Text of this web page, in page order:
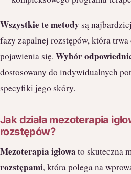
Wszystkie te metody są
fazy zapalnej rozstępów, która
pojawienia się. Wybór
dostosowany do indywidualnych
specyfiki jego skóry.
Jak działa mezoterapia
rozstępów?
Mezoterapia igłowa to skuteczna
rozstępami, która polega na